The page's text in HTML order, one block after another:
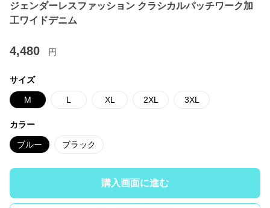
ジェンダーレスファッション クラシカルパッチワーク加
工ワイドデニム
4,480 円
サイズ
M L XL 2XL 3XL
カラー
ブルー ブラック
購入画面に進む